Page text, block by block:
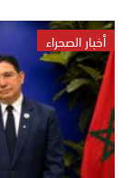
أخبار الصحراء